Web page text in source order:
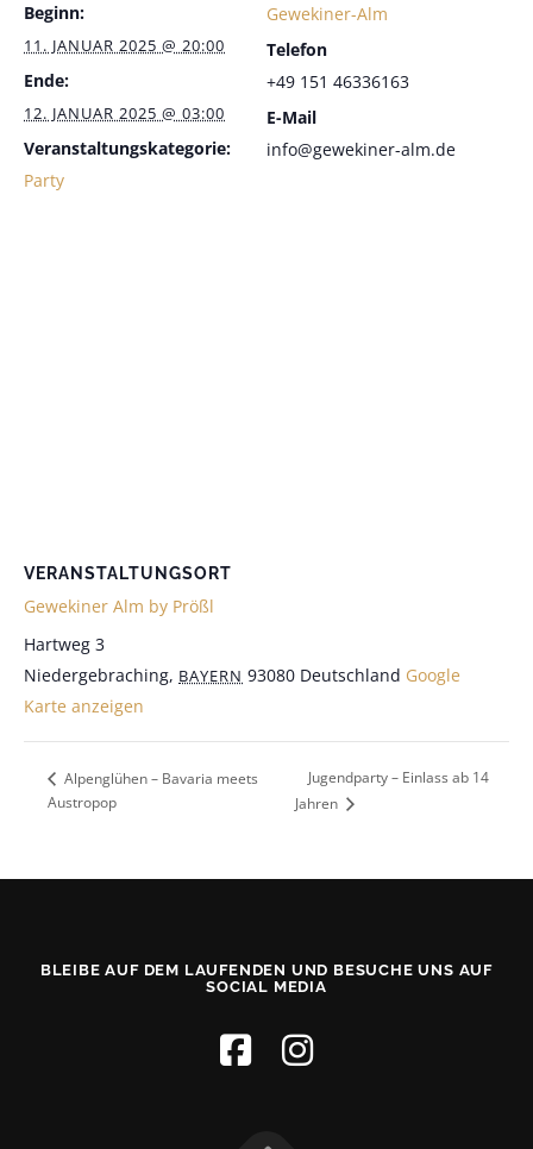
Beginn:
11. JANUAR 2025 @ 20:00
Ende:
12. JANUAR 2025 @ 03:00
Veranstaltungskategorie:
Party
Gewekiner-Alm
Telefon
+49 151 46336163
E-Mail
info@gewekiner-alm.de
VERANSTALTUNGSORT
Gewekiner Alm by Prößl
Hartweg 3
Niedergebraching, BAYERN 93080 Deutschland Google
Karte anzeigen
Alpenglühen – Bavaria meets
Austropop
Jugendparty – Einlass ab 14
Jahren
BLEIBE AUF DEM LAUFENDEN UND BESUCHE UNS AUF
SOCIAL MEDIA